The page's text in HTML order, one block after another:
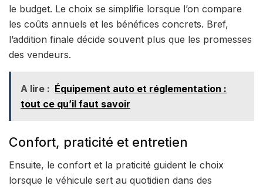
le budget. Le choix se simplifie lorsque l’on compare
les coûts annuels et les bénéfices concrets. Bref,
l’addition finale décide souvent plus que les promesses
des vendeurs.
A lire : Équipement auto et réglementation :
tout ce qu’il faut savoir
Confort, praticité et entretien
Ensuite, le confort et la praticité guident le choix
lorsque le véhicule sert au quotidien dans des